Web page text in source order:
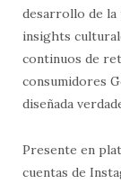
desarrollo de la
insights
continuos de
consumidores
diseñada
Presente en
cuentas de